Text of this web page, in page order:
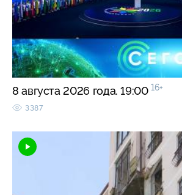
8 августа 2026 года. 19:00 16+
3387